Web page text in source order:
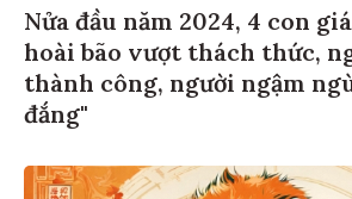
Nửa đầu năm 2024, 4 con
hoài bão vượt thách thức,
thành công, người ngậm
đắng"